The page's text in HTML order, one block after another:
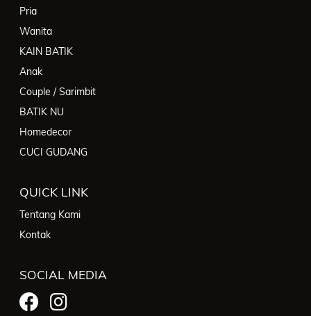
Pria
Wanita
KAIN BATIK
Anak
Couple / Sarimbit
BATIK NU
Homedecor
CUCI GUDANG
QUICK LINK
Tentang Kami
Kontak
SOCIAL MEDIA